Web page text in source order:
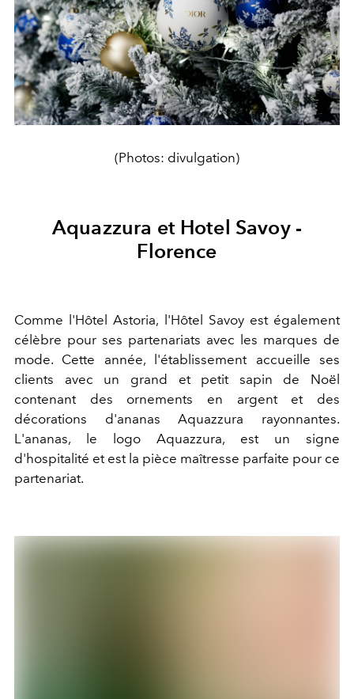
(Photos: divulgation)
Aquazzura et Hotel Savoy -
Florence
Comme l'Hôtel Astoria, l'Hôtel Savoy est également
célèbre pour ses partenariats avec les marques de
mode. Cette année, l'établissement accueille ses
clients avec un grand et petit sapin de Noël
contenant des ornements en argent et des
décorations d'ananas Aquazzura rayonnantes.
L'ananas, le logo Aquazzura, est un signe
d'hospitalité et est la pièce maîtresse parfaite pour ce
partenariat.